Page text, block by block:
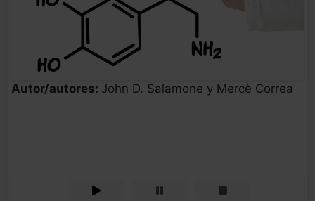
Autor/autores: John D. Salamone y Mercè Correa